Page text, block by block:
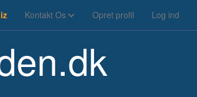
Kontakt Os Opret profil Log ind